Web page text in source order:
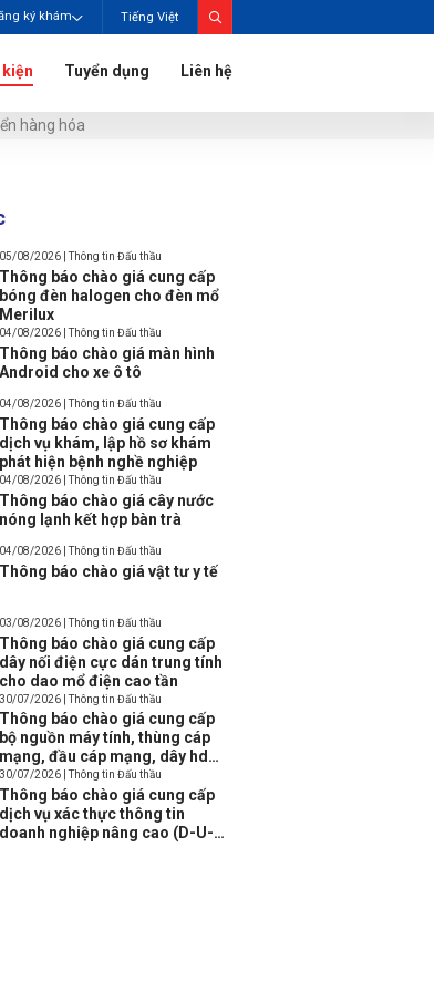
ký khám Tiếng Việt
Tuyển dụng Liên hệ
hàng hóa
05/08/2026 | Thông tin Đấu thầu
Thông báo chào giá cung cấp
đèn halogen cho đèn mổ
04/08/2026 | Thông tin Đấu thầu
Thông báo chào giá màn hình
cho xe ô tô
04/08/2026 | Thông tin Đấu thầu
Thông báo chào giá cung cấp
vụ khám, lập hồ sơ khám
hiện bệnh nghề nghiệp
04/08/2026 | Thông tin Đấu thầu
Thông báo chào giá cây nước
lạnh kết hợp bàn trà
04/08/2026 | Thông tin Đấu thầu
Thông báo chào giá vật tư y tế
03/08/2026 | Thông tin Đấu thầu
Thông báo chào giá cung cấp
nối điện cực dán trung tính
dao mổ điện cao tần
30/07/2026 | Thông tin Đấu thầu
Thông báo chào giá cung cấp
nguồn máy tính, thùng cáp
đầu cáp mạng, dây hdmi,
bộ chia cổng USB, cáp lập trình
Console USB to Rj45
30/07/2026 | Thông tin Đấu thầu
Thông báo chào giá cung cấp
vụ xác thực thông tin
nghiệp nâng cao (D-U-N-